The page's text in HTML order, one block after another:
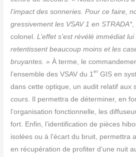
l’impact des son­ne­ries. Pour ce faire,
gres­si­ve­ment les VSAV 1 en STRADA*,
colo­nel.
L’effet s’est révé­lé immé­diat
reten­tissent beau­coup moins et les
bruyantes. » À terme, le
l’ensemble des VSAV du 1er GIS en
dans cette optique, un audit rela­tif aux
cours. Il per­met­tra de déter­mi­ner, en
l’organisation fonc­tion­nelle, les
fort. Enfin, l’identification de pièces
iso­lées ou à l’écart du bruit, per­met­tra
en récu­pé­ra­tion de pro­fi­ter d’une nuit